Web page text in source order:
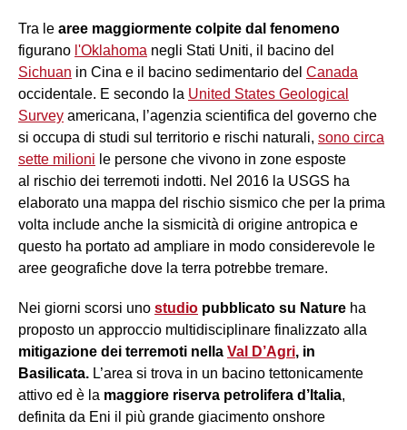
Tra le aree maggiormente colpite dal fenomeno
figurano l'Oklahoma negli Stati Uniti, il bacino del
Sichuan in Cina e il bacino sedimentario del Canada
occidentale. E secondo la United States Geological
Survey americana, l’agenzia scientifica del governo che
si occupa di studi sul territorio e rischi naturali, sono circa
sette milioni le persone che vivono in zone esposte
al rischio dei terremoti indotti. Nel 2016 la USGS ha
elaborato una mappa del rischio sismico che per la prima
volta include anche la sismicità di origine antropica e
questo ha portato ad ampliare in modo considerevole le
aree geografiche dove la terra potrebbe tremare.
Nei giorni scorsi uno studio pubblicato su Nature ha
proposto un approccio multidisciplinare finalizzato alla
mitigazione dei terremoti nella Val D’Agri, in
Basilicata. L’area si trova in un bacino tettonicamente
attivo ed è la maggiore riserva petrolifera d’Italia,
definita da Eni il più grande giacimento onshore